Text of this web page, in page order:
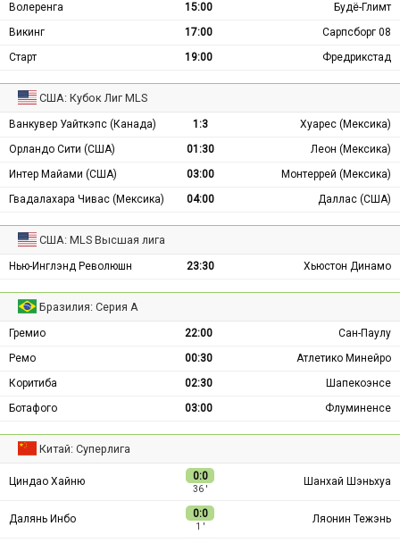
Волеренга 15:00
Будё-Глимт
Викинг
17:00
Сарпсборг 08
Старт
19:00 Фредрикстад
США: Кубок Лиг MLS
Ванкувер Уайткэпс (Канада) 1:3
Хуарес (Мексика)
Орландо Сити (США)
01:30
Леон (Мексика)
Интер Майами (США)
03:00
Монтеррей (Мексика)
Гвадалахара Чивас (Мексика)
04:00 Даллас (США)
США: MLS Высшая лига
Нью-Инглэнд Революшн 23:30 Хьюстон Динамо
Бразилия: Серия А
Гремио 22:00
Сан-Паулу
Ремо
00:30
Атлетико Минейро
Коритиба
02:30
Шапекоэнсе
Ботафого
03:00 Флуминенсе
Китай: Суперлига
Циндао Хайню 0:0
36 ′
Шанхай Шэньхуа
Далянь Инбо 0:0
1 ′
Ляонин Тежэнь